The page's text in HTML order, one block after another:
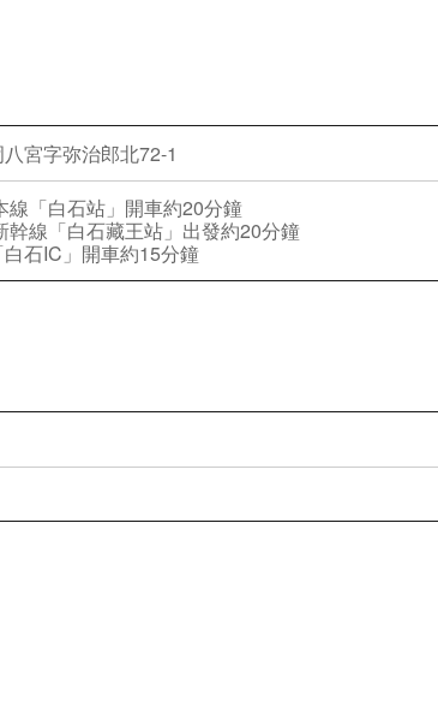
宮字弥治郎北72-1
線「白石站」開車約20分鐘
幹線「白石藏王站」出發約20分鐘
石IC」開車約15分鐘